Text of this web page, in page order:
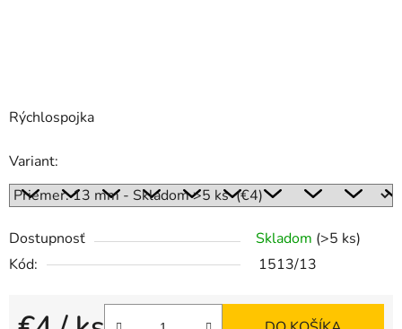
Rýchlospojka
Variant:
Dostupnosť Skladom (>5 ks)
Kód:
1513/13